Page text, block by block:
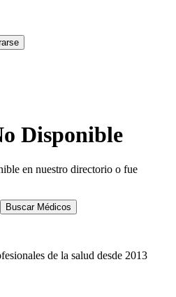
Disponible
en nuestro directorio o fue
Buscar Médicos
de la salud desde 2013